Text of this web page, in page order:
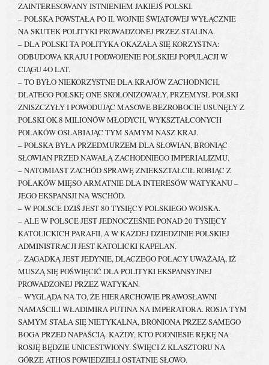
ZAINTERESOWANY ISTNIENIEM JAKIEJŚ POLSKI.
– POLSKA POWSTAŁA PO II. WOJNIE ŚWIATOWEJ WYŁĄCZNIE
NA SKUTEK POLITYKI PROWADZONEJ PRZEZ STALINA.
– DLA POLSKI TA POLITYKA OKAZAŁA SIĘ KORZYSTNA:
ODBUDOWA KRAJU I PODWOJENIE POLSKIEJ POPULACJI W
CIĄGU 4O LAT.
– TO BYŁO NIEKORZYSTNE DLA KRAJÓW ZACHODNICH,
DLATEGO POLSKĘ ONE SKOLONIZOWAŁY, PRZEMYSŁ POLSKI
ZNISZCZYŁY I POWODUJĄC MASOWE BEZROBOCIE USUNĘŁY Z
POLSKI OK.8 MILIONÓW MŁODYCH, WYKSZTAŁCONYCH
POLAKÓW OSŁABIAJĄC TYM SAMYM NASZ KRAJ.
– POLSKA BYŁA PRZEDMURZEM DLA SŁOWIAN, BRONIĄC
SŁOWIAN PRZED NAWAŁĄ ZACHODNIEGO IMPERIALIZMU.
– NATOMIAST ZACHÓD SPRAWĘ ZNIEKSZTAŁCIŁ ROBIĄC Z
POLAKÓW MIĘSO ARMATNIE DLA INTERESÓW WATYKANU –
JEGO EKSPANSJI NA WSCHÓD.
– W POLSCE DZIŚ JEST 80 TYSIĘCY POLSKIEGO WOJSKA.
– ALE W POLSCE JEST JEDNOCZEŚNIE PONAD 20 TYSIĘCY
KATOLICKICH PARAFII, A W KAŻDEJ DZIEDZINIE POLSKIEJ
ADMINISTRACJI JEST KATOLICKI KAPELAN.
– ZAGADKĄ JEST JEDYNIE, DLACZEGO POLACY UWAŻAJĄ, IŻ
MUSZĄ SIĘ POŚWIĘCIĆ DLA POLITYKI EKSPANSYJNEJ
PROWADZONEJ PRZEZ WATYKAN.
– WYGLĄDA NA TO, ŻE HIERARCHOWIE PRAWOSŁAWNI
NAMAŚCILI WŁADIMIRA PUTINA NA IMPERATORA. ROSJA TYM
SAMYM STAŁA SIĘ NIETYKALNA, BRONIONA PRZEZ SAMEGO
BOGA PRZED NAPAŚCIĄ. KAŻDY, KTO PODNIESIE RĘKĘ NA
ROSJĘ BĘDZIE UNICESTWIONY. ŚWIĘCI Z KLASZTORU NA
GÓRZE ATHOS POWIEDZIELI OSTATNIE SŁOWO.